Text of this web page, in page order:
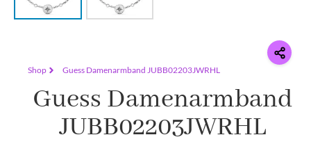
Shop Guess Damenarmband JUBB02203JWRHL
Guess Damenarmband
JUBB02203JWRHL